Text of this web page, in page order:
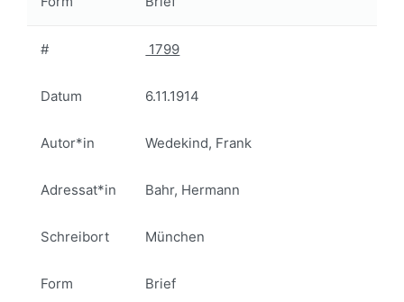
# 1799
Datum 6.11.1914
Autor*in Wedekind, Frank
Adressat*in Bahr, Hermann
Schreibort München
Form Brief